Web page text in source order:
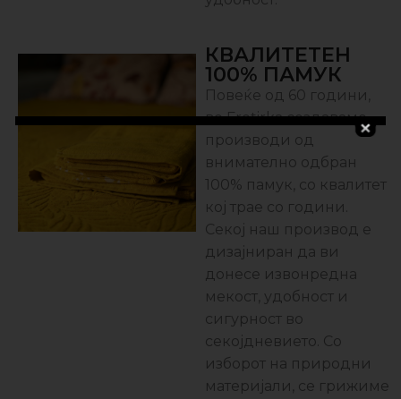
КВАЛИТЕТЕН
100% ПАМУК
Повеќе од 60 години,
во Frotirka создаваме
производи од
внимателно одбран
100% памук, со квалитет
кој трае со години.
Секој наш производ е
дизајниран да ви
донесе извонредна
мекост, удобност и
сигурност во
секојдневието. Со
изборот на природни
материјали, се грижиме